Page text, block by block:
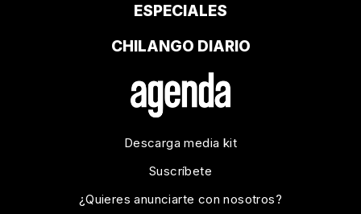
ESPECIALES
CHILANGO DIARIO
Descarga media kit
Suscríbete
¿Quieres anunciarte con nosotros?